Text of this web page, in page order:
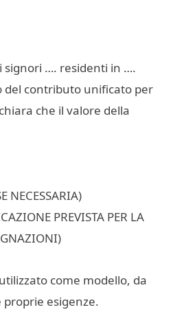
signori …. residenti in ….
del contributo unificato per
che il valore della
NECESSARIA)
PREVISTA PER LA
come modello, da
esigenze.